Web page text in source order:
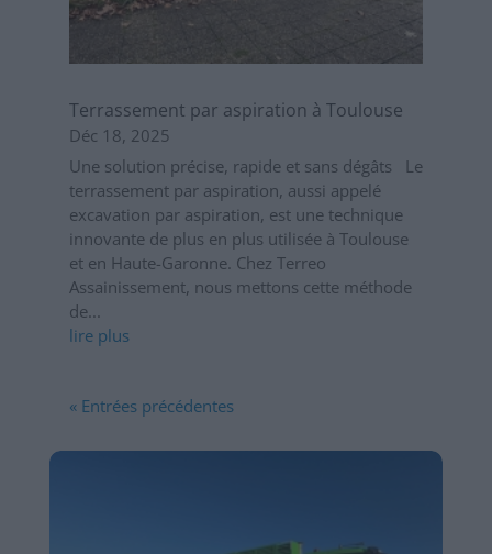
Terrassement par aspiration à Toulouse
Déc 18, 2025
Une solution précise, rapide et sans dégâts Le
terrassement par aspiration, aussi appelé
excavation par aspiration, est une technique
innovante de plus en plus utilisée à Toulouse
et en Haute-Garonne. Chez Terreo
Assainissement, nous mettons cette méthode
de...
lire plus
« Entrées précédentes